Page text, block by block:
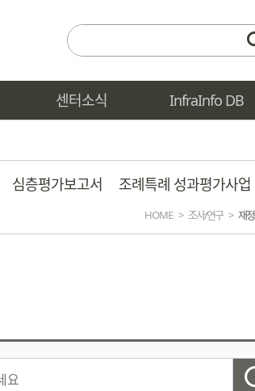
센터소식 InfraInfo DB
심층평가보고서 조례특례 성과평가사업
HOME > 조사/연구 > 재